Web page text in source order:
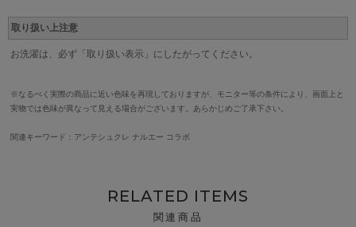
取り扱い上注意
お洗濯は、必ず「取り扱い表示」にしたがってください。
※なるべく実際の商品に近い色味を再現しておりますが、モニター等の条件により、画面上と
実物では色味が異なって見える場合がございます。あらかじめご了承下さい。
関連キーワード：アンテシュクレ ナルエー コラボ
RELATED ITEMS
関連商品